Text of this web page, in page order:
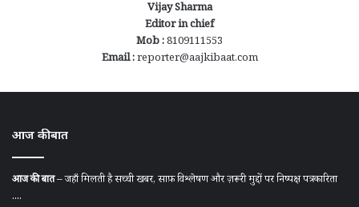
Vijay Sharma
Editor in chief
Mob :8109111553
Email :reporter@aajkibaat.com
आज की बात
आज की बात– जहाँ मिलती है सच्ची खबर, साफ़ विश्लेषण और ज़रूरी मुद्दों पर निष्पक्ष पत्रकारिता
....